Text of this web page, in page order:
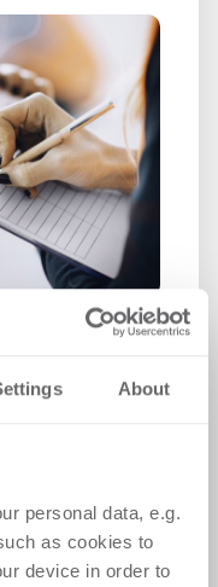
About
personal data, e.g.
as cookies to
device in order to